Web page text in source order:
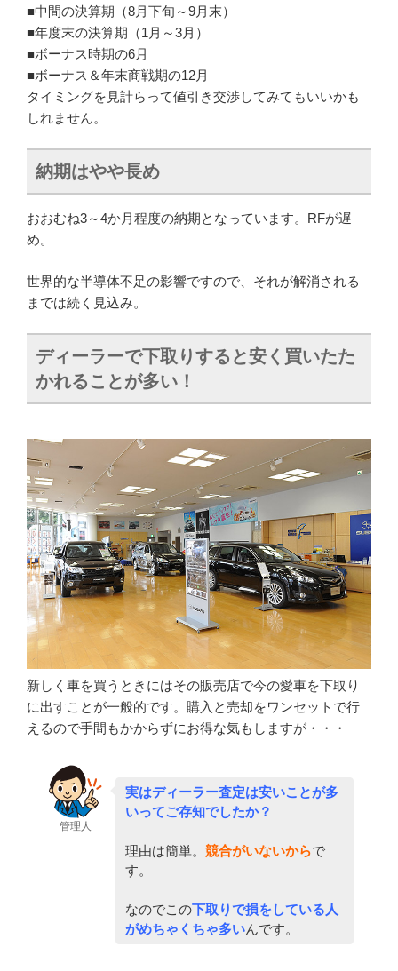
■中間の決算期（8月下旬～9月末）
■年度末の決算期（1月～3月）
■ボーナス時期の6月
■ボーナス＆年末商戦期の12月
タイミングを見計らって値引き交渉してみてもいいかも
しれません。
納期はやや長め
おおむね3～4か月程度の納期となっています。RFが遅
め。
世界的な半導体不足の影響ですので、それが解消される
までは続く見込み。
ディーラーで下取りすると安く買いたた
かれることが多い！
新しく車を買うときにはその販売店で今の愛車を下取り
に出すことが一般的です。購入と売却をワンセットで行
えるので手間もかからずにお得な気もしますが・・・
管理人
実はディーラー査定は安いことが多
いってご存知でしたか？
理由は簡単。 競合がいないからで
す。
なのでこの下取りで損をしている人
がめちゃくちゃ多いんです。